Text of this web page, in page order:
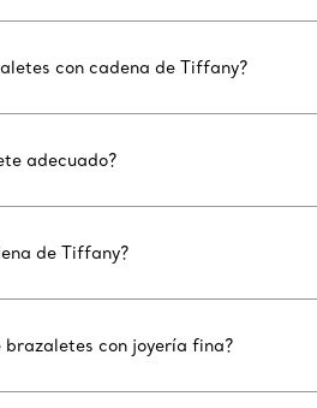
con cadena de Tiffany?
adecuado?
de Tiffany?
brazaletes con joyería fina?